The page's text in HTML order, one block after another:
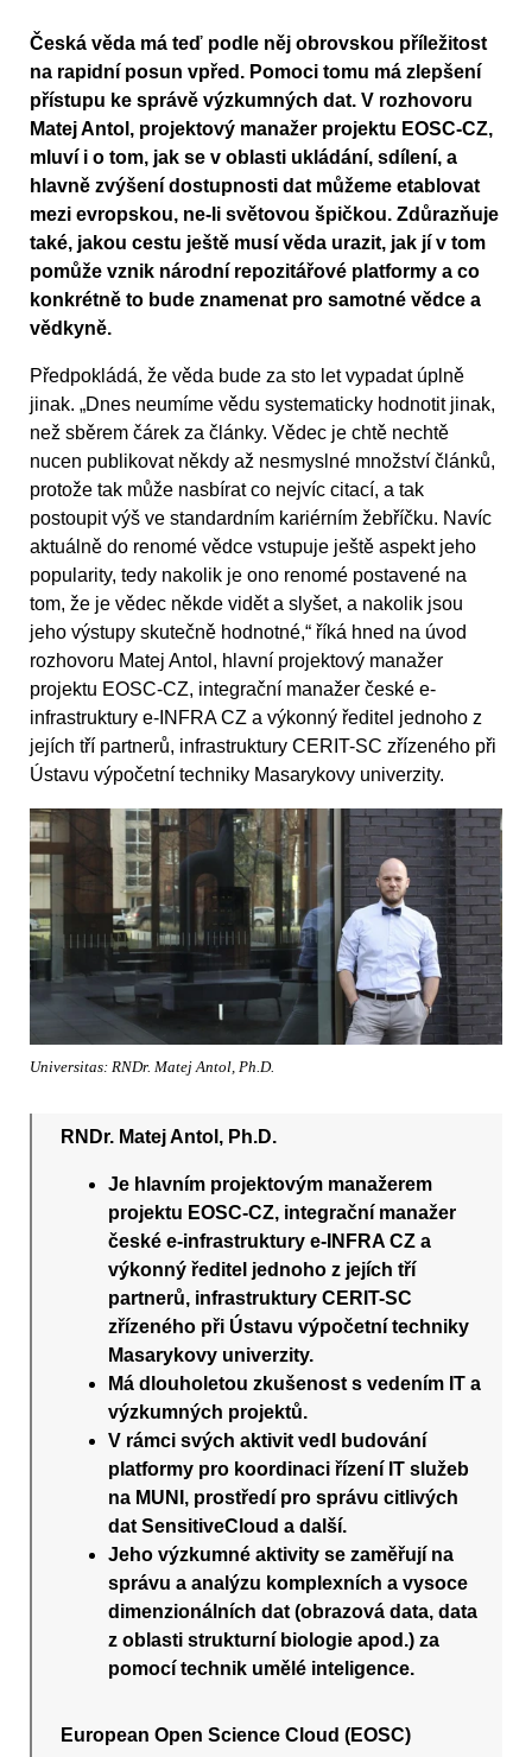
Česká věda má teď podle něj obrovskou příležitost
na rapidní posun vpřed. Pomoci tomu má zlepšení
přístupu ke správě výzkumných dat. V rozhovoru
Matej Antol, projektový manažer projektu EOSC-CZ,
mluví i o tom, jak se v oblasti ukládání, sdílení, a
hlavně zvýšení dostupnosti dat můžeme etablovat
mezi evropskou, ne-li světovou špičkou. Zdůrazňuje
také, jakou cestu ještě musí věda urazit, jak jí v tom
pomůže vznik národní repozitářové platformy a co
konkrétně to bude znamenat pro samotné vědce a
vědkyně.
Předpokládá, že věda bude za sto let vypadat úplně
jinak. „Dnes neumíme vědu systematicky hodnotit jinak,
než sběrem čárek za články. Vědec je chtě nechtě
nucen publikovat někdy až nesmyslné množství článků,
protože tak může nasbírat co nejvíc citací, a tak
postoupit výš ve standardním kariérním žebříčku. Navíc
aktuálně do renomé vědce vstupuje ještě aspekt jeho
popularity, tedy nakolik je ono renomé postavené na
tom, že je vědec někde vidět a slyšet, a nakolik jsou
jeho výstupy skutečně hodnotné,“ říká hned na úvod
rozhovoru Matej Antol, hlavní projektový manažer
projektu EOSC-CZ, integrační manažer české e-
infrastruktury e-INFRA CZ a výkonný ředitel jednoho z
jejích tří partnerů, infrastruktury CERIT-SC zřízeného při
Ústavu výpočetní techniky Masarykovy univerzity.
Universitas: RNDr. Matej Antol, Ph.D.
RNDr. Matej Antol, Ph.D.
Je hlavním projektovým manažerem
projektu EOSC-CZ, integrační manažer
české e-infrastruktury e-INFRA CZ a
výkonný ředitel jednoho z jejích tří
partnerů, infrastruktury CERIT-SC
zřízeného při Ústavu výpočetní techniky
Masarykovy univerzity.
Má dlouholetou zkušenost s vedením IT a
výzkumných projektů.
V rámci svých aktivit vedl budování
platformy pro koordinaci řízení IT služeb
na MUNI, prostředí pro správu citlivých
dat SensitiveCloud a další.
Jeho výzkumné aktivity se zaměřují na
správu a analýzu komplexních a vysoce
dimenzionálních dat (obrazová data, data
z oblasti strukturní biologie apod.) za
pomocí technik umělé inteligence.
European Open Science Cloud (EOSC)